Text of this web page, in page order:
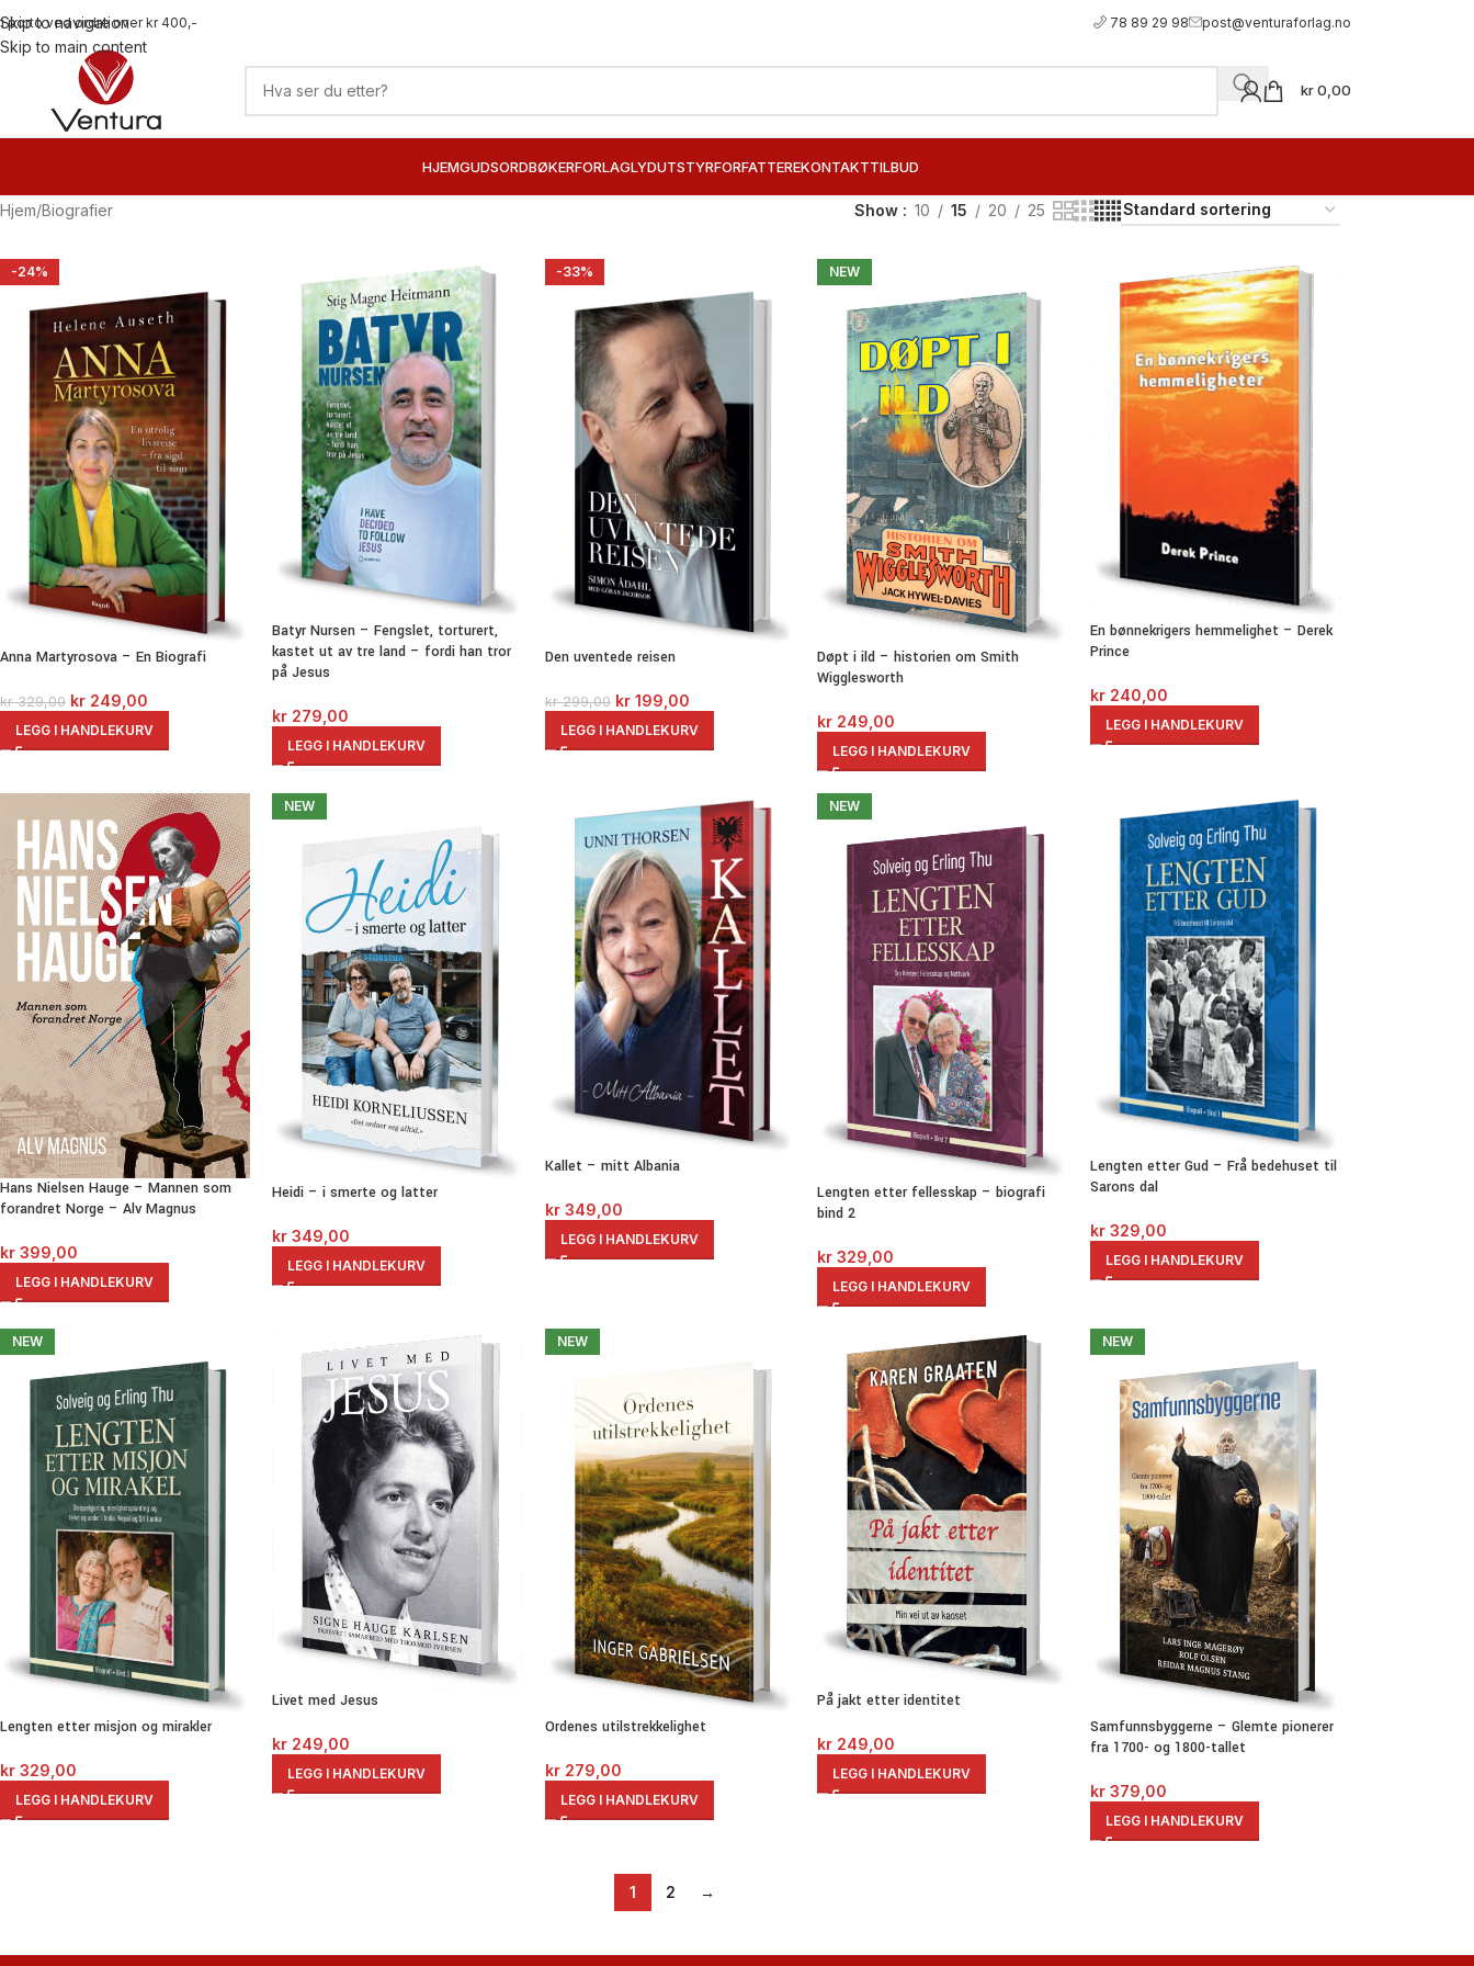
Skip to navigation
Skip to main content
porto ved ordre over kr 400,- 78 89 29 98 post@venturaforlag.no
kr0,00
HJEMGUDSORDBØKERFORLAGLYDUTSTYRFORFATTEREKONTAKTTILBUD
Hjem Biografier Show 10 15 20 25
-24%
Anna Martyrosova – En Biografi
kr329,00 kr 249,00
LEGG I HANDLEKURV
Batyr Nursen – Fengslet, torturert,
kastet ut av tre land – fordi han tror
på Jesus
kr 279,00
LEGG I HANDLEKURV
-33%
Den uventede reisen
kr299,00 kr199,00
LEGG I HANDLEKURV
NEW
Døpt i ild – historien om Smith
Wigglesworth
kr 249,00
LEGG I HANDLEKURV
En bønnekrigers hemmelighet – Derek
Prince
kr240,00
LEGG I HANDLEKURV
Hans Nielsen Hauge – Mannen som
forandret Norge – Alv Magnus
kr 399,00
LEGG I HANDLEKURV
NEW
Heidi – i smerte og latter
kr 349,00
LEGG I HANDLEKURV
Kallet – mitt Albania
kr349,00
LEGG I HANDLEKURV
NEW
Lengten etter fellesskap – biografi
bind 2
kr 329,00
LEGG I HANDLEKURV
Lengten etter Gud – Frå bedehuset til
Sarons dal
kr329,00
LEGG I HANDLEKURV
NEW
Lengten etter misjon og mirakler
kr 329,00
LEGG I HANDLEKURV
Livet med Jesus
kr 249,00
LEGG I HANDLEKURV
NEW
Ordenes utilstrekkelighet
kr279,00
LEGG I HANDLEKURV
På jakt etter identitet
kr 249,00
LEGG I HANDLEKURV
NEW
Samfunnsbyggerne – Glemte pionerer
fra 1700- og 1800-tallet
kr379,00
LEGG I HANDLEKURV
1 2 →